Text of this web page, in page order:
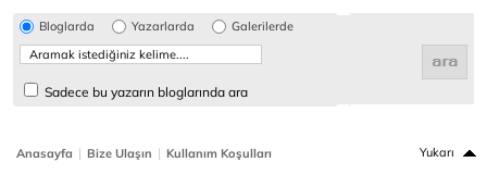
Bloglarda Yazarlarda Galerilerde
Sadece bu yazarın bloglarında ara
Anasayfa | Bize Ulaşın | Kullanım Koşulları Yukarı